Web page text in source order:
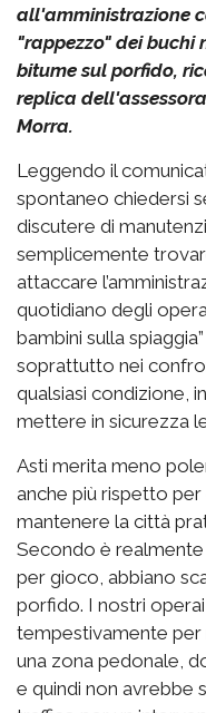
all'amministrazione
"rappezzo" dei buchi
bitume sul porfido,
replica
Morra.
Leggendo il
spontaneo chiedersi
discutere di
semplicemente
attaccare
quotidiano degli
bambini sulla
soprattutto nei
qualsiasi condizione,
mettere in sicurezza
Asti merita meno
anche più rispetto
mantenere la città
Secondo è
per gioco, abbiano
porfido. I nostri
tempestivamente
una zona pedonale,
e quindi non avrebbe